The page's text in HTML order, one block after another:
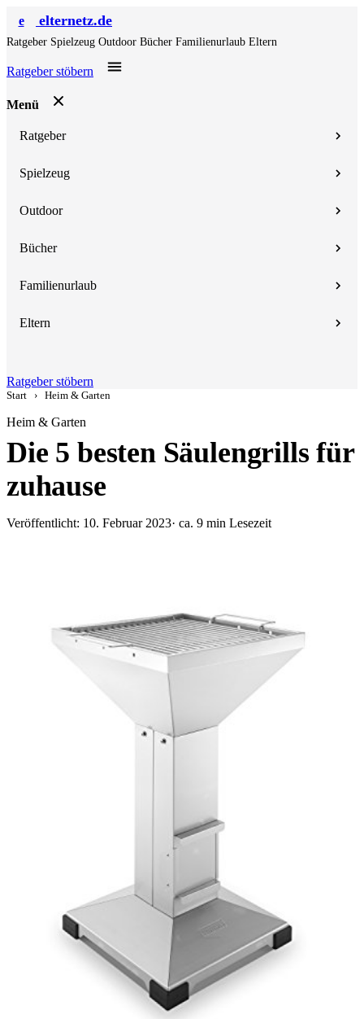
e elternetz.de
Ratgeber Spielzeug Outdoor Bücher Familienurlaub Eltern
Ratgeber stöbern
Menü
Ratgeber
Spielzeug
Outdoor
Bücher
Familienurlaub
Eltern
Ratgeber stöbern
Start › Heim & Garten
Heim & Garten
Die 5 besten Säulengrills für
zuhause
Veröffentlicht: 10. Februar 2023· ca. 9 min Lesezeit